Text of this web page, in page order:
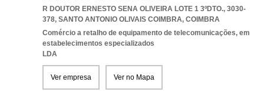
R DOUTOR ERNESTO SENA OLIVEIRA LOTE 1 3ºDTO., 3030-
378, SANTO ANTONIO OLIVAIS COIMBRA, COIMBRA
Comércio a retalho de equipamento de telecomunicações, em
estabelecimentos especializados
LDA
Ver empresa Ver no Mapa